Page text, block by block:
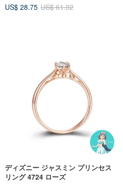
US$ 28.75 US$ 61.92
ディズニー ジャスミン プリンセス
リング 4724 ローズ